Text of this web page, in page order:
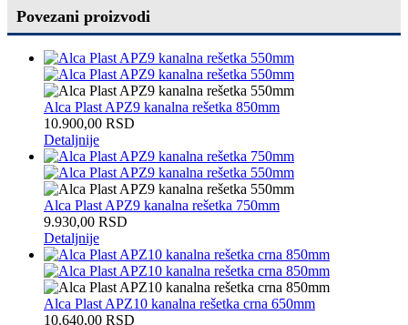
Povezani proizvodi
Alca Plast APZ9 kanalna rešetka 850mm
10.900,00 RSD
Detaljnije
Alca Plast APZ9 kanalna rešetka 750mm
9.930,00 RSD
Detaljnije
Alca Plast APZ10 kanalna rešetka crna 650mm
10.640,00 RSD